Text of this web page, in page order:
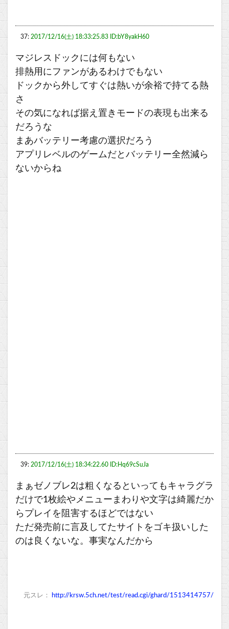
37: 2017/12/16(土) 18:33:25.83 ID:bY8yakH60
マジレスドックには何もない
排熱用にファンがあるわけでもない
ドックから外してすぐは熱いが余裕で持てる熱
さ
その気になれば据え置きモードの表現も出来る
だろうな
まあバッテリー考慮の選択だろう
アプリレベルのゲームだとバッテリー全然減ら
ないからね
39: 2017/12/16(土) 18:34:22.60 ID:Hq69cSuJa
まぁゼノブレ2は粗くなるといってもキャラグラ
だけで1枚絵やメニューまわりや文字は綺麗だか
らプレイを阻害するほどではない
ただ発売前に言及してたサイトをゴキ扱いした
のは良くないな。事実なんだから
元スレ： http://krsw.5ch.net/test/read.cgi/ghard/1513414757/